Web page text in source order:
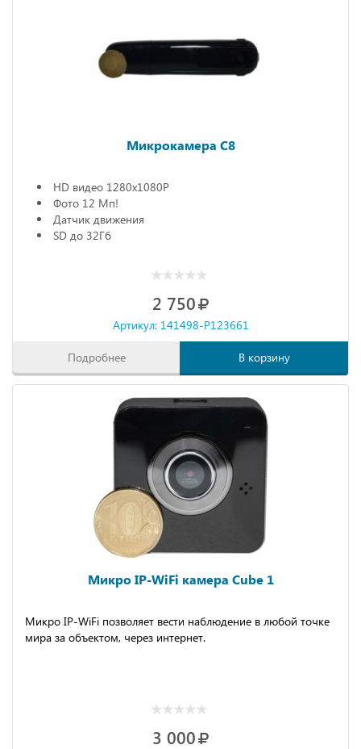
Микрокамера С8
HD видео 1280х1080P
Фото 12 Мп!
Датчик движения
SD до 32Гб
2 750
Артикул: 141498-P123661
Подробнее В корзину
Микро IP-WiFi камера Cube 1
Микро IP-WiFi позволяет вести наблюдение в любой точке
мира за объектом, через интернет.
3 000